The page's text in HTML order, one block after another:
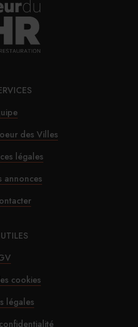
Grand : Christophe
la Légion d’honneur
portes au Touquet
l’offre de Sazerac
des Villes
légales
annonces
cookies
légales